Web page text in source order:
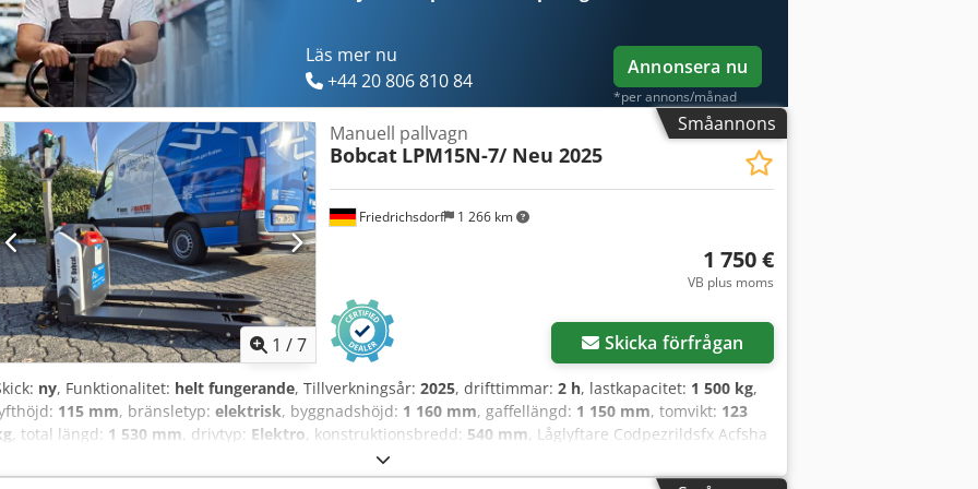
Läs mer nu
+44 20 806 810 84
Annonsera nu
*per annons/månad
Småannons
1 /7
Friedrichsdorf 1 266 km
Manuell pallvagn
Bobcat LPM15N-7/ Neu 2025
1 750 €
VB plus moms
Skicka förfrågan
ny, Funktionalitet: helt fungerande, Tillverkningsår: 2025, drifttimmar: 2 h, lastkapacitet: 1 500 kg,
115 mm, bränsletyp: elektrisk, byggnadshöjd: 1 160 mm, gaffellängd: 1 150 mm, tomvikt: 123
, total längd: 1 530 mm, drivtyp: Elektro, konstruktionsbredd: 540 mm, Låglyftare Codpezrildsfx Acfsha
Lastcentrum: 600 mm Gaffelbredd: 160 mm Gaffeltjocklek: 47 mm Skick: Ny maskin Tekniskt skick: Ny
typ: Vulkollan Framdäcks skick: 80 - 100% Bakdäcks typ: Vulkollan Bakdäcks skick: 60 - 80%